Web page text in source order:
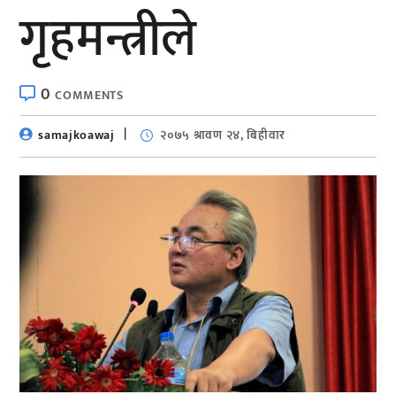
गृहमन्त्रीले
0COMMENTS
samajkoawaj
२०७५ श्रावण २४, बिहीवार